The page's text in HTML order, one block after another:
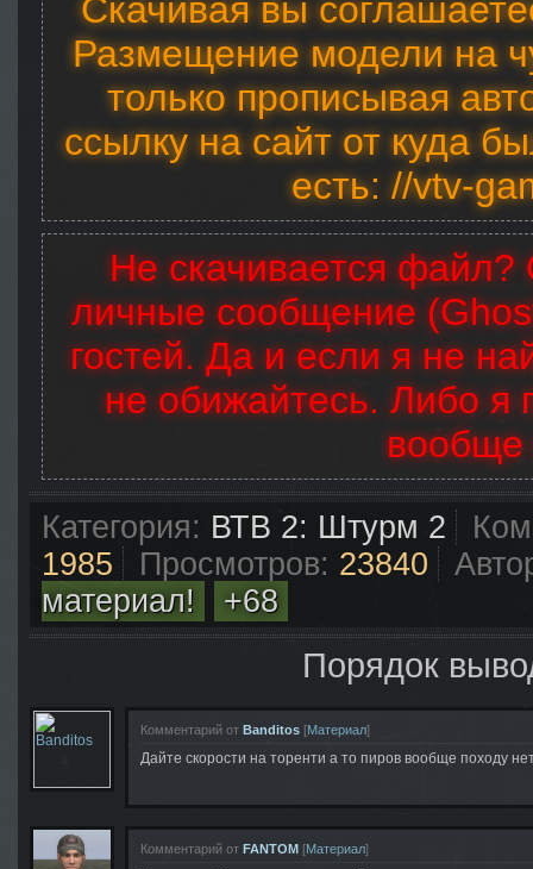
Скачивая вы
Размещение модели на
только прописывая
ссылку на сайт от куда
есть: //vtv-
Не скачивается файл?
личные сообщение
гостей. Да и если я не
не обижайтесь. Либо я
вообще
Категория: ВТВ 2: Штурм 2
1985
Просмотров: 23840
материал!
+68
Порядок
Комментарий от Banditos [Материал]
Дайте скорости на торенти а то пиров вообще походу
Комментарий от FANTOM [Материал]